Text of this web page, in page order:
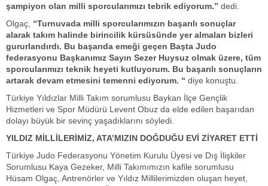
şampiyon olan milli sporcularımızı tebrik ediyorum.” dedi.
Olgaç, “Turnuvada milli sporcularımızın başarılı sonuçlar
alarak takım halinde birincilik kürsüsünde yer almaları bizleri
gururlandırdı. Bu başarıda emeği geçen Başta Judo
federasyonu Başkanımız Sayın Sezer Huysuz olmak üzere, tüm
sporcularımızı teknik heyeti kutluyorum. Bu başarılı sonuçların
artarak devam etmesini temenni ediyorum. “ diye konuştu.
Türkiye Yıldızlar Milli Takım sorumlusu Baykan İlçe Gençlik
Hizmetleri ve Spor Müdürü Levent Obuz da elde edilen başarıdan
dolayı büyük bir sevinç yaşadıklarını söyledi.
YILDIZ MİLLİLERİMİZ, ATA’MIZIN DOĞDUĞU EVİ ZİYARET ETTİ
Türkiye Judo Federasyonu Yönetim Kurulu Üyesi ve Dış İlişkiler
Sorumlusu Kaya Gezeker, Milli Takımımızın kafile sorumlusu
Hüsam Olgaç, Antrenörler ve Yıldız Millilerimizden oluşan heyet,